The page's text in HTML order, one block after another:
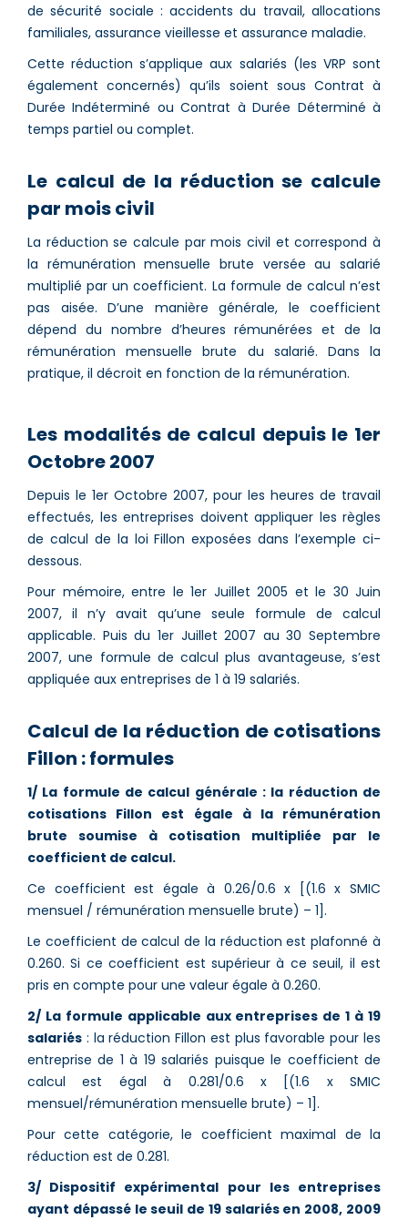
de sécurité sociale : accidents du travail, allocations
familiales, assurance vieillesse et assurance maladie.
Cette réduction s’applique aux salariés (les VRP sont
également concernés) qu’ils soient sous Contrat à
Durée Indéterminé ou Contrat à Durée Déterminé à
temps partiel ou complet.
Le calcul de la réduction se calcule
par mois civil
La réduction se calcule par mois civil et correspond à
la rémunération mensuelle brute versée au salarié
multiplié par un coefficient. La formule de calcul n’est
pas aisée. D’une manière générale, le coefficient
dépend du nombre d’heures rémunérées et de la
rémunération mensuelle brute du salarié. Dans la
pratique, il décroit en fonction de la rémunération.
Les modalités de calcul depuis le 1er
Octobre 2007
Depuis le 1er Octobre 2007, pour les heures de travail
effectués, les entreprises doivent appliquer les règles
de calcul de la loi Fillon exposées dans l’exemple ci-
dessous.
Pour mémoire, entre le 1er Juillet 2005 et le 30 Juin
2007, il n’y avait qu’une seule formule de calcul
applicable. Puis du 1er Juillet 2007 au 30 Septembre
2007, une formule de calcul plus avantageuse, s’est
appliquée aux entreprises de 1 à 19 salariés.
Calcul de la réduction de cotisations
Fillon : formules
1/ La formule de calcul générale : la réduction de
cotisations Fillon est égale à la rémunération
brute soumise à cotisation multipliée par le
coefficient de calcul.
Ce coefficient est égale à 0.26/0.6 x [(1.6 x SMIC
mensuel / rémunération mensuelle brute) – 1].
Le coefficient de calcul de la réduction est plafonné à
0.260. Si ce coefficient est supérieur à ce seuil, il est
pris en compte pour une valeur égale à 0.260.
2/ La formule applicable aux entreprises de 1 à 19
salariés : la réduction Fillon est plus favorable pour les
entreprise de 1 à 19 salariés puisque le coefficient de
calcul est égal à 0.281/0.6 x [(1.6 x SMIC
mensuel/rémunération mensuelle brute) – 1].
Pour cette catégorie, le coefficient maximal de la
réduction est de 0.281.
3/ Dispositif expérimental pour les entreprises
ayant dépassé le seuil de 19 salariés en 2008, 2009